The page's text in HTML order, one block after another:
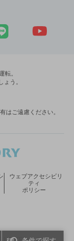
転。
う。
はご遠慮ください。
LIMITED.
ウェブアクセシビリ
ティ
ポリシー
ウィンドウで開く